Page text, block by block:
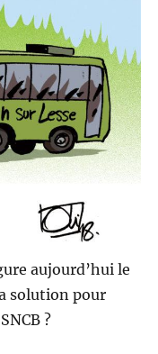
aujourd’hui le
solution pour
?